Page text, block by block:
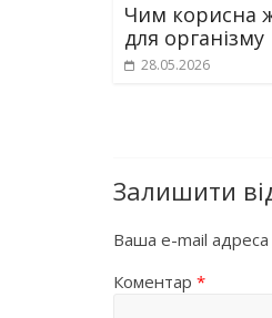
Чим корисна
для організму
28.05.2026
Залишити
Ваша e-mail
Коментар *